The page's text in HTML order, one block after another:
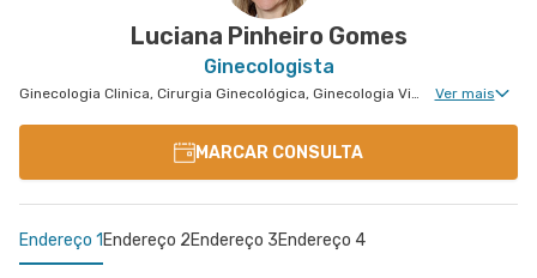
Luciana Pinheiro Gomes
Ginecologista
Ginecologia Clinica, Cirurgia Ginecológica, Ginecologia Videohisteroscopia Ver mais
MARCAR CONSULTA
Endereço 1 Endereço 2Endereço 3Endereço 4